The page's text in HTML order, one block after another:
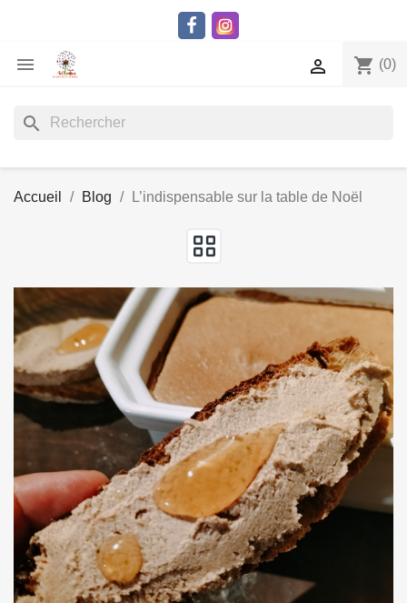
 shopping_cart (0)

search
Accueil Blog L’indispensable sur la table de Noël